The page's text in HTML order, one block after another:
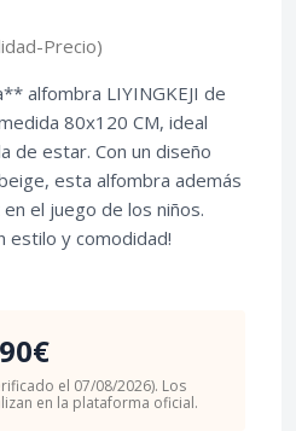
Precio)
alfombra LIYINGKEJI de
80x120 CM, ideal
de estar. Con un diseño
esta alfombra además
el juego de los niños.
estilo y comodidad!
el 07/08/2026). Los
en la plataforma oficial.